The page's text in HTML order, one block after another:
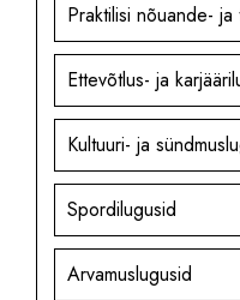
Praktilisi nõuande-
Ettevõtlus- ja
Kultuuri- ja
Spordilugusid
Arvamuslugusid